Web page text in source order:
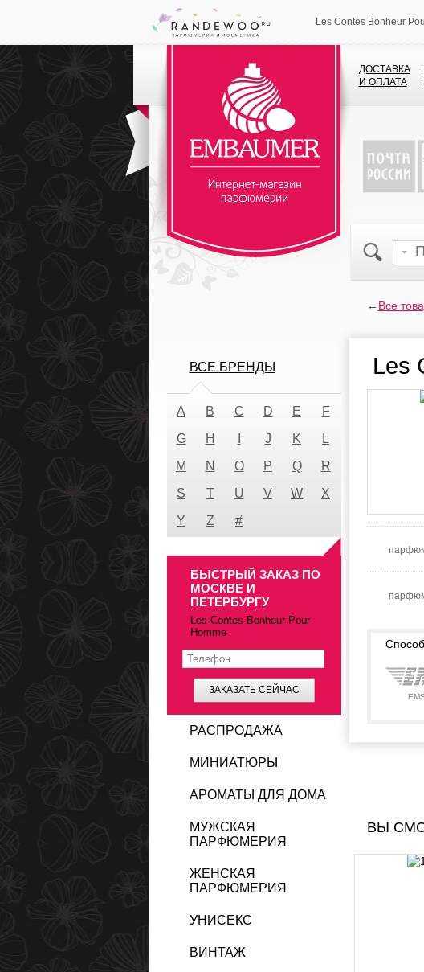
Les Contes Bonheur
ДОСТАВКА
И ОПЛАТА
←Все
Les
EMS
ВЫ
ВСЕ БРЕНДЫ
A B C D E
F
G
H J K
L
M
N O P Q
R
S
T U V W
X
Y
Z #
БЫСТРЫЙ ЗАКАЗ ПО
МОСКВЕ И
ПЕТЕРБУРГУ
Les Contes Bonheur Pour
Homme
ЗАКАЗАТЬ СЕЙЧАС
РАСПРОДАЖА
МИНИАТЮРЫ
АРОМАТЫ ДЛЯ ДОМА
МУЖСКАЯ
ПАРФЮМЕРИЯ
ЖЕНСКАЯ
ПАРФЮМЕРИЯ
УНИСЕКС
ВИНТАЖ